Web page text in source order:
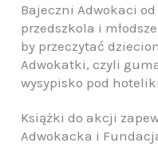
Bajeczni Adwokaci od
przedszkola i
by przeczytać
Adwokatki, czyli
wysypisko pod
Książki do akcji
Adwokacka i